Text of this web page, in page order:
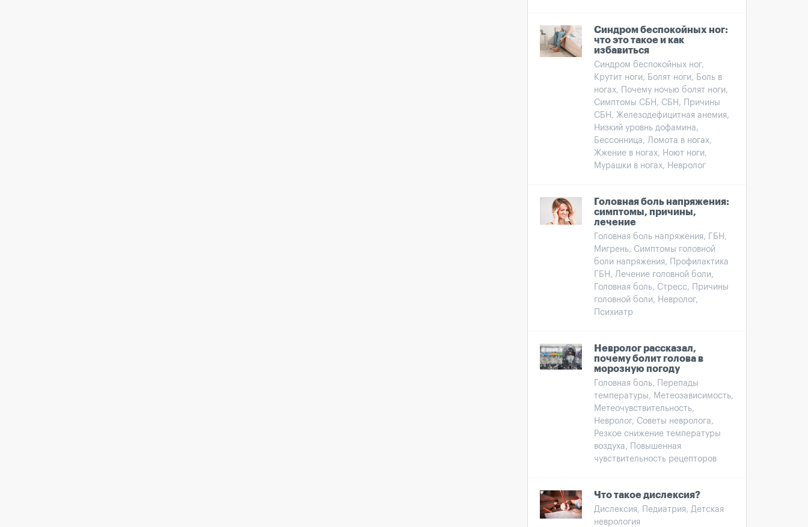
Синдром беспокойных ног:
что это такое и как
избавиться
Синдром беспокойных ног,
Крутит ноги, Болят ноги, Боль в
ногах, Почему ночью болят ноги,
Симптомы СБН, СБН, Причины
СБН, Железодефицитная анемия,
Низкий уровнь дофамина,
Бессонница, Ломота в ногах,
Жжение в ногах, Ноют ноги,
Мурашки в ногах, Невролог
Головная боль напряжения:
симптомы, причины,
лечение
Головная боль напряжения, ГБН,
Мигрень, Симптомы головной
боли напряжения, Профилактика
ГБН, Лечение головной боли,
Головная боль, Стресс, Причины
головной боли, Невролог,
Психиатр
Невролог рассказал,
почему болит голова в
морозную погоду
Головная боль, Перепады
температуры, Метеозависимость,
Метеочувствительность,
Невролог, Советы невролога,
Резкое снижение температуры
воздуха, Повышенная
чувствительность рецепторов
Что такое дислексия?
Дислексия, Педиатрия, Детская
неврология